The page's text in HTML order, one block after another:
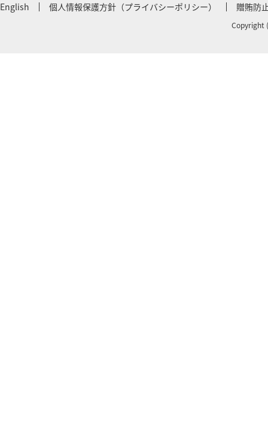
English 個人情報保護方針（プライバシーポリシー） 贈賄防
Copyright